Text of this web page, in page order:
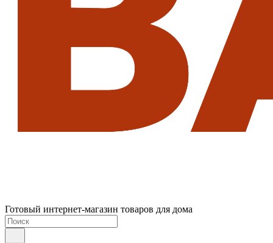
Готовый интернет-магазин товаров для дома